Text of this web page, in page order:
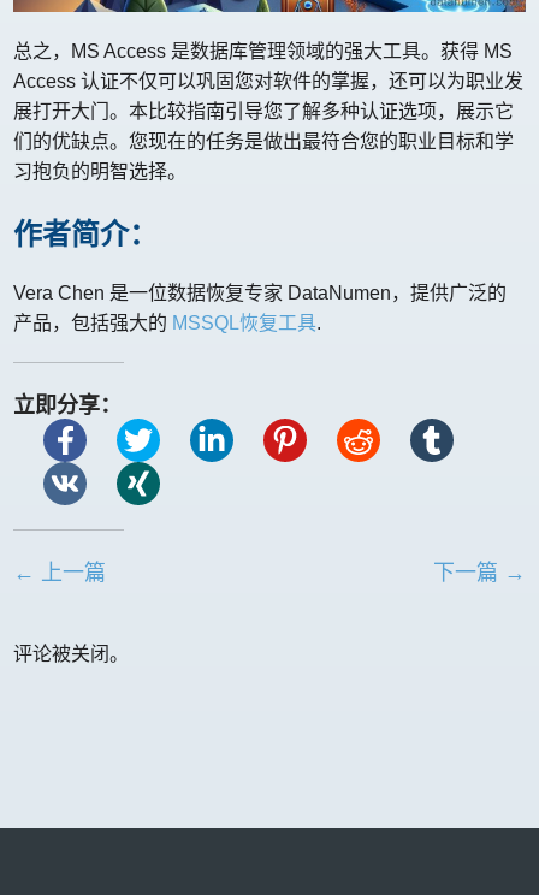
总之，MS Access 是数据库管理领域的强大工具。获得 MS
Access 认证不仅可以巩固您对软件的掌握，还可以为职业发
展打开大门。本比较指南引导您了解多种认证选项，展示它
们的优缺点。您现在的任务是做出最符合您的职业目标和学
习抱负的明智选择。
作者简介：
Vera Chen 是一位数据恢复专家 DataNumen，提供广泛的
产品，包括强大的 MSSQL恢复工具.
立即分享：
← 上一篇 下一篇 →
评论被关闭。